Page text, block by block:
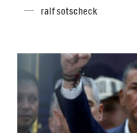
ralf sotscheck